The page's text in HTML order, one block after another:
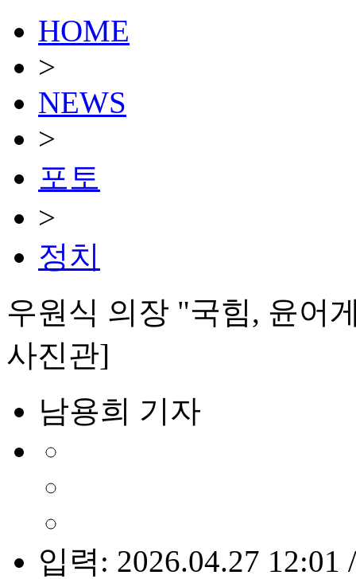
HOME
>
NEWS
>
포토
>
정치
우원식 의장 "국힘, 윤어
사진관]
남용희 기자
입력: 2026.04.27 12:01